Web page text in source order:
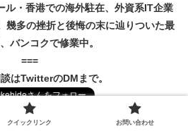
ル・香港での海外駐在、外資系IT企業
幾多の挫折と後悔の末に辿りついた最
バンコクで修業中。
===
はTwitterのDMまで。
クイックリンク お問い合わせ